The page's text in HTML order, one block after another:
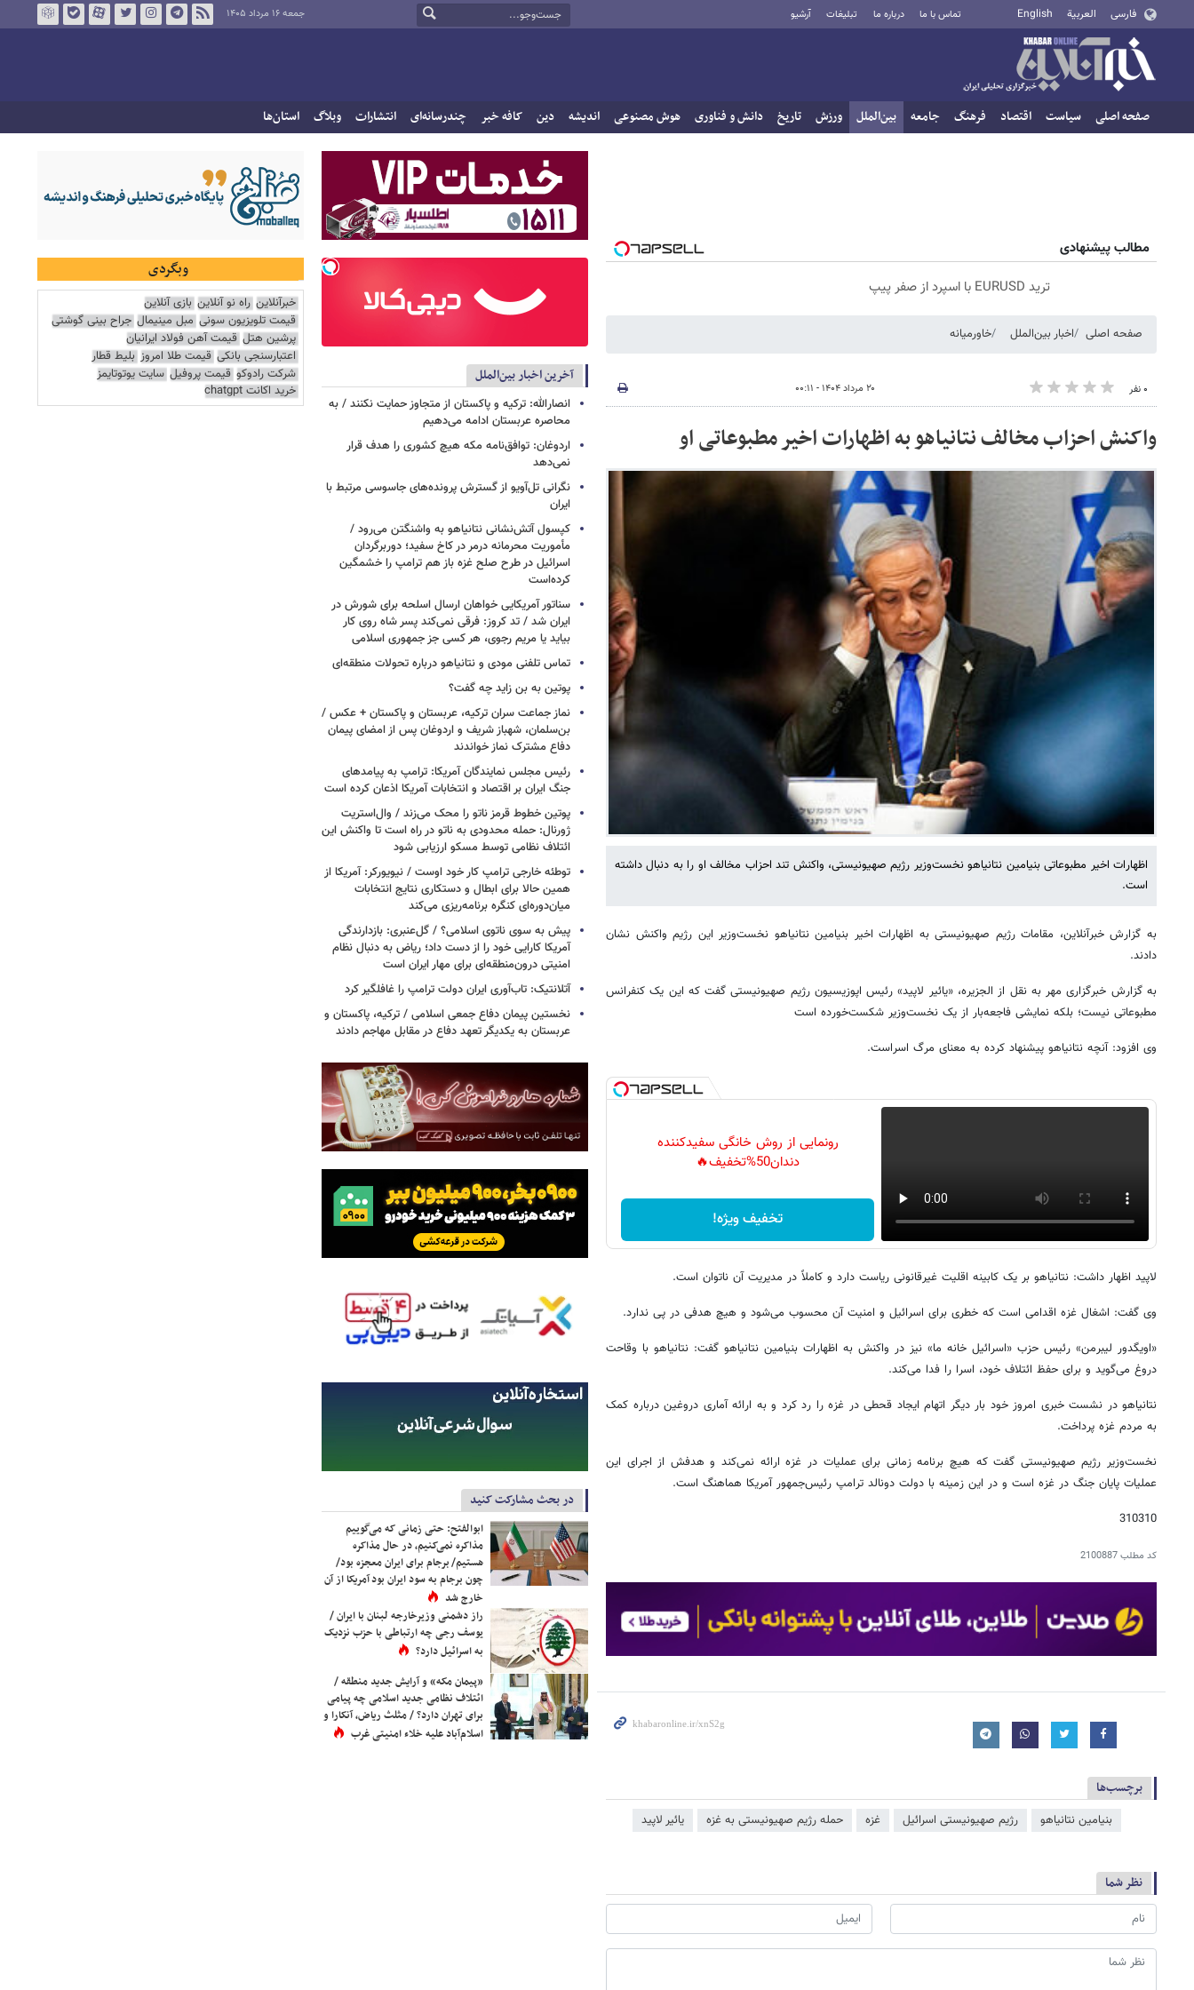
فارسی العربية English تماس با ما درباره ما تبلیغات آرشیو جمعه ۱۶ مرداد ۱۴۰۵
صفحه اصلی سیاست اقتصاد فرهنگ جامعه بین‌الملل ورزش تاریخ دانش و فناوری هوش مصنوعی اندیشه دین کافه خبر چندرسانه‌ای انتشارات وبلاگ استان‌ها
مطالب پیشنهادی
ترید EURUSD با اسپرد از صفر پیپ
صفحه اصلی اخبار بین‌الملل خاورمیانه
۰ نفر ۲۰ مرداد ۱۴۰۴ - ۰۰:۱۱
واکنش احزاب مخالف نتانیاهو به اظهارات اخیر مطبوعاتی او
اظهارات اخیر مطبوعاتی بنیامین نتانیاهو نخست‌وزیر رژیم صهیونیستی، واکنش تند احزاب مخالف او را به دنبال داشته
است.
به گزارش خبرآنلاین، مقامات رژیم صهیونیستی به اظهارات اخیر بنیامین نتانیاهو نخست‌وزیر این رژیم واکنش نشان
دادند.
به گزارش خبرگزاری مهر به نقل از الجزیره، «یائیر لاپید» رئیس اپوزیسیون رژیم صهیونیستی گفت که این یک کنفرانس
مطبوعاتی نیست؛ بلکه نمایشی فاجعه‌بار از یک نخست‌وزیر شکست‌خورده است
وی افزود: آنچه نتانیاهو پیشنهاد کرده به معنای مرگ اسراست.
رونمایی از روش خانگی سفیدکننده
دندان50%تخفیف🔥
تخفیف ویژه!
لاپید اظهار داشت: نتانیاهو بر یک کابینه اقلیت غیرقانونی ریاست دارد و کاملاً در مدیریت آن ناتوان است.
وی گفت: اشغال غزه اقدامی است که خطری برای اسرائیل و امنیت آن محسوب می‌شود و هیچ هدفی در پی ندارد.
«اویگدور لیبرمن» رئیس حزب «اسرائیل خانه ما» نیز در واکنش به اظهارات بنیامین نتانیاهو گفت: نتانیاهو با وقاحت
دروغ می‌گوید و برای حفظ ائتلاف خود، اسرا را فدا می‌کند.
نتانیاهو در نشست خبری امروز خود بار دیگر اتهام ایجاد قحطی در غزه را رد کرد و به ارائه آماری دروغین درباره کمک
به مردم غزه پرداخت.
نخست‌وزیر رژیم صهیونیستی گفت که هیچ برنامه زمانی برای عملیات در غزه ارائه نمی‌کند و هدفش از اجرای این
عملیات پایان جنگ در غزه است و در این زمینه با دولت دونالد ترامپ رئیس‌جمهور آمریکا هماهنگ است.
310310
کد مطلب2100887
برچسب‌ها
بنیامین نتانیاهو رژیم صهیونیستی اسرائیل غزه حمله رژیم صهیونیستی به غزه یائیر لاپید
نظر شما
آخرین اخبار بین‌الملل
انصارالله: ترکیه و پاکستان از متجاوز حمایت نکنند / به
محاصره عربستان ادامه می‌دهیم
اردوغان: توافق‌نامه مکه هیچ کشوری را هدف قرار
نمی‌دهد
نگرانی تل‌آویو از گسترش پرونده‌های جاسوسی مرتبط با
ایران
کپسول آتش‌نشانی نتانیاهو به واشنگتن می‌رود /
مأموریت محرمانه درمر در کاخ سفید؛ دوربرگردان
اسرائیل در طرح صلح غزه باز هم ترامپ را خشمگین
کرده‌است
سناتور آمریکایی خواهان ارسال اسلحه برای شورش در
ایران شد / تد کروز: فرقی نمی‌کند پسر شاه روی کار
بیاید یا مریم رجوی، هر کسی جز جمهوری اسلامی
تماس تلفنی مودی و نتانیاهو درباره تحولات منطقه‌ای
پوتین به بن زاید چه گفت؟
نماز جماعت سران ترکیه، عربستان و پاکستان + عکس /
بن‌سلمان، شهباز شریف و اردوغان پس از امضای پیمان
دفاع مشترک نماز خواندند
رئیس مجلس نمایندگان آمریکا: ترامپ به پیامدهای
جنگ ایران بر اقتصاد و انتخابات آمریکا اذعان کرده است
پوتین خطوط قرمز ناتو را محک می‌زند / وال‌استریت
ژورنال: حمله محدودی به ناتو در راه است تا واکنش این
ائتلاف نظامی توسط مسکو ارزیابی شود
توطئه خارجی ترامپ کار خود اوست / نیویورکر: آمریکا از
همین حالا برای ابطال و دستکاری نتایج انتخابات
میان‌دوره‌ای کنگره برنامه‌ریزی می‌کند
پیش به سوی ناتوی اسلامی؟ / گل‌عنبری: بازدارندگی
آمریکا کارایی خود را از دست داد؛ ریاض به دنبال نظام
امنیتی درون‌منطقه‌ای برای مهار ایران است
آتلانتیک: تاب‌آوری ایران دولت ترامپ را غافلگیر کرد
نخستین پیمان دفاع جمعی اسلامی / ترکیه، پاکستان و
عربستان به یکدیگر تعهد دفاع در مقابل مهاجم دادند
در بحث مشارکت کنید
ابوالفتح: حتی زمانی که می‌گوییم
مذاکره نمی‌کنیم، در حال مذاکره
هستیم/ برجام برای ایران معجزه بود/
چون برجام به سود ایران بود آمریکا از آن
خارج شد
راز دشمنی وزیرخارجه لبنان با ایران /
یوسف رجی چه ارتباطی با حزب نزدیک
به اسرائیل دارد؟
«پیمان مکه» و آرایش جدید منطقه /
ائتلاف نظامی جدید اسلامی چه پیامی
برای تهران دارد؟ / مثلث ریاض، آنکارا و
اسلام‌آباد علیه خلاء امنیتی غرب
وبگردی
خبرآنلاین راه نو آنلاین بازی آنلاین
قیمت تلویزیون سونی مبل مینیمال جراح بینی گوشتی
پرشین هتل قیمت آهن فولاد ایرانیان
اعتبارسنجی بانکی قیمت طلا امروز بلیط قطار
شرکت رادوکو قیمت پروفیل سایت یوتوتایمز
خرید اکانت chatgpt